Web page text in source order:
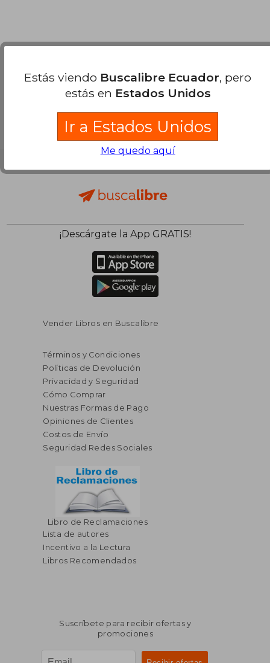
¡Descárgate la App GRATIS!
Vender Libros en Buscalibre
Términos y Condiciones
Políticas de Devolución
Privacidad y Seguridad
Cómo Comprar
Nuestras Formas de Pago
Opiniones de Clientes
Costos de Envío
Seguridad Redes Sociales
Libro de Reclamaciones
Lista de autores
Incentivo a la Lectura
Libros Recomendados
Suscríbete para recibir ofertas y
promociones
Estás viendo Buscalibre Ecuador, pero
estás en Estados Unidos
Ir a Estados Unidos
Me quedo aquí